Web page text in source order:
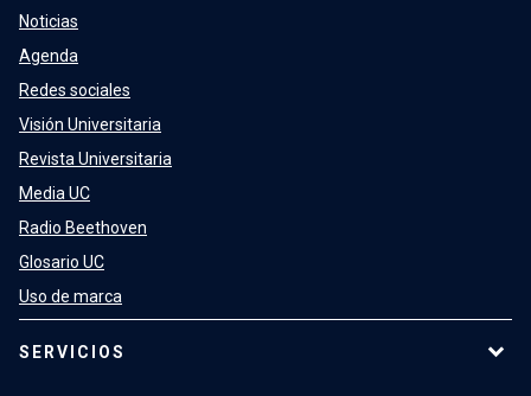
Noticias
Agenda
Redes sociales
Visión Universitaria
Revista Universitaria
Media UC
Radio Beethoven
Glosario UC
Uso de marca
SERVICIOS